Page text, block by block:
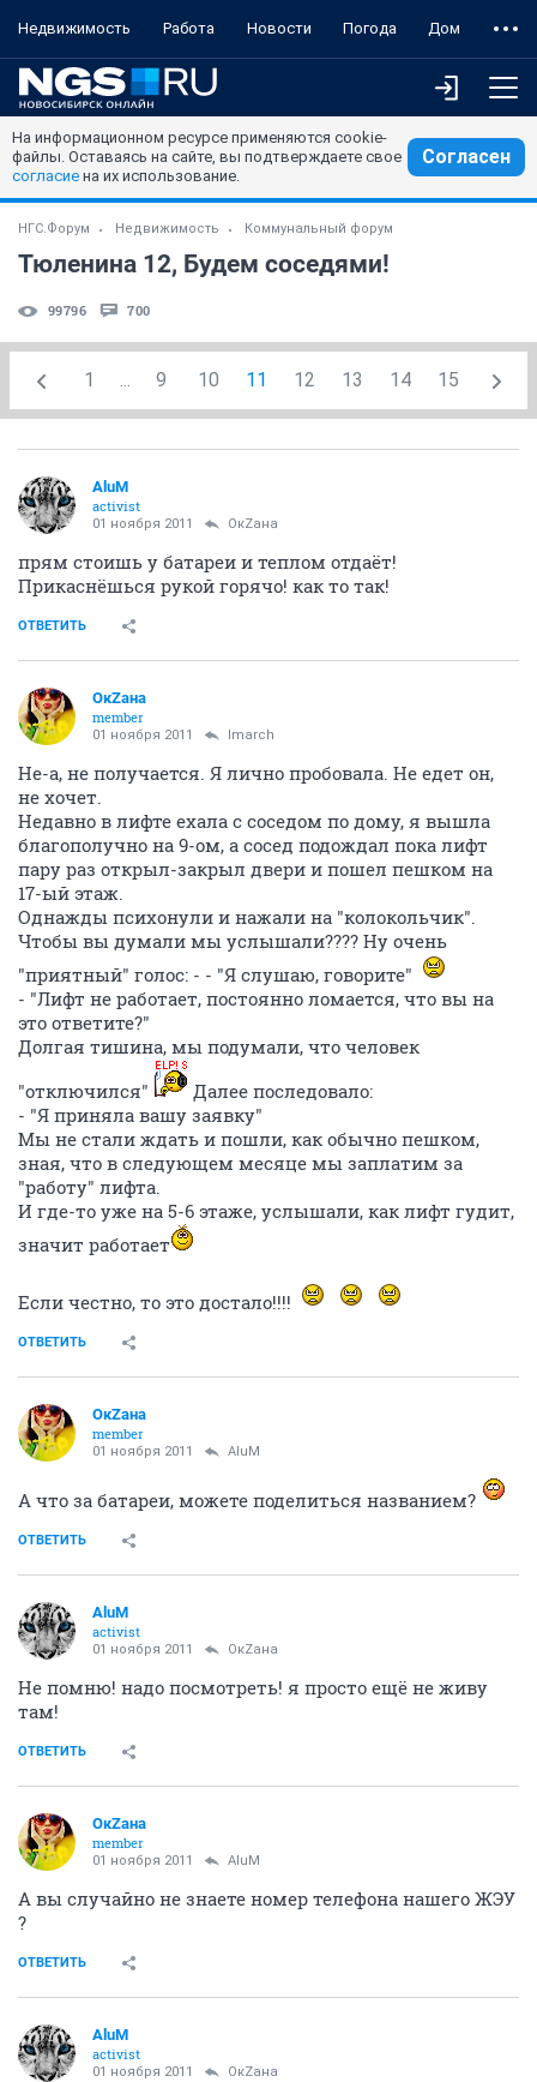
Недвижимость Работа Новости Погода Дом
На информационном ресурсе применяются cookie-
файлы. Оставаясь на сайте, вы подтверждаете свое
согласие на их использование.
Согласен
НГС.Форум Недвижимость Коммунальный форум
Тюленина 12, Будем соседями!
99796 700
1 ... 9 10 11 12 13 14 15
AluM
activist
01 ноября 2011 ОкZана
прям стоишь у батареи и теплом отдаёт!
Прикаснёшься рукой горячо! как то так!
ОТВЕТИТЬ
ОкZана
member
01 ноября 2011 lmarch
Не-а, не получается. Я лично пробовала. Не едет он,
не хочет.
Недавно в лифте ехала с соседом по дому, я вышла
благополучно на 9-ом, а сосед подождал пока лифт
пару раз открыл-закрыл двери и пошел пешком на
17-ый этаж.
Однажды психонули и нажали на "колокольчик".
Чтобы вы думали мы услышали???? Ну очень
"приятный" голос: - - "Я слушаю, говорите"
- "Лифт не работает, постоянно ломается, что вы на
это ответите?"
Долгая тишина, мы подумали, что человек
"отключился"
Далее последовало:
- "Я приняла вашу заявку"
Мы не стали ждать и пошли, как обычно пешком,
зная, что в следующем месяце мы заплатим за
"работу" лифта.
И где-то уже на 5-6 этаже, услышали, как лифт гудит,
значит работает
Если честно, то это достало!!!!
ОТВЕТИТЬ
ОкZана
member
01 ноября 2011 AluM
А что за батареи, можете поделиться названием?
ОТВЕТИТЬ
AluM
activist
01 ноября 2011 ОкZана
Не помню! надо посмотреть! я просто ещё не живу
там!
ОТВЕТИТЬ
ОкZана
member
01 ноября 2011 AluM
А вы случайно не знаете номер телефона нашего ЖЭУ
?
ОТВЕТИТЬ
AluM
activist
01 ноября 2011 ОкZана